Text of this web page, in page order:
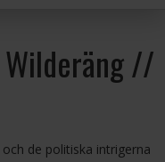
Wilderäng //
de politiska intrigerna